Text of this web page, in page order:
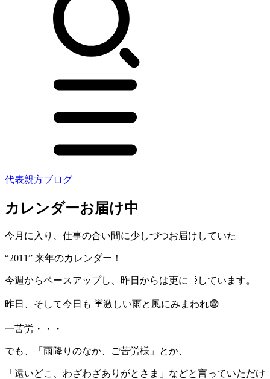
代表親方ブログ
カレンダーお届け中
今月に入り、仕事の合い間に少しづつお届けしていた
“2011” 来年のカレンダー！
今週からペースアップし、昨日からは更に💨しています。
昨日、そして今日も ☔激しい雨と風にみまわれ😨
一苦労・・・
でも、「雨降りのなか、ご苦労様」とか、
「遠いどこ、わざわざありがとさま」などと言っていただけ